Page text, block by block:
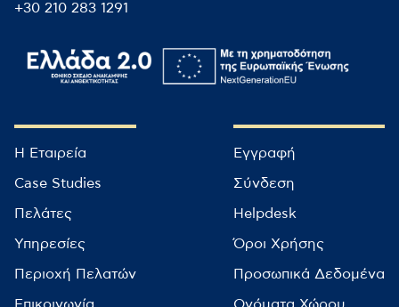
+30 210 283 1291
Η Εταιρεία
Case Studies
Πελάτες
Υπηρεσίες
Περιοχή Πελατών
Εγγραφή
Σύνδεση
Helpdesk
Όροι Χρήσης
Προσωπικά Δεδομένα